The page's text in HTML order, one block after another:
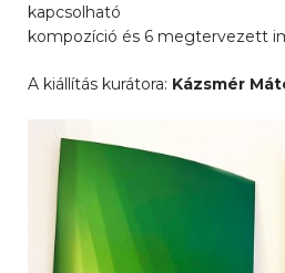
kapcsolható
kompozíció és 6 megtervezett
A kiállítás kurátora: Kázsmér